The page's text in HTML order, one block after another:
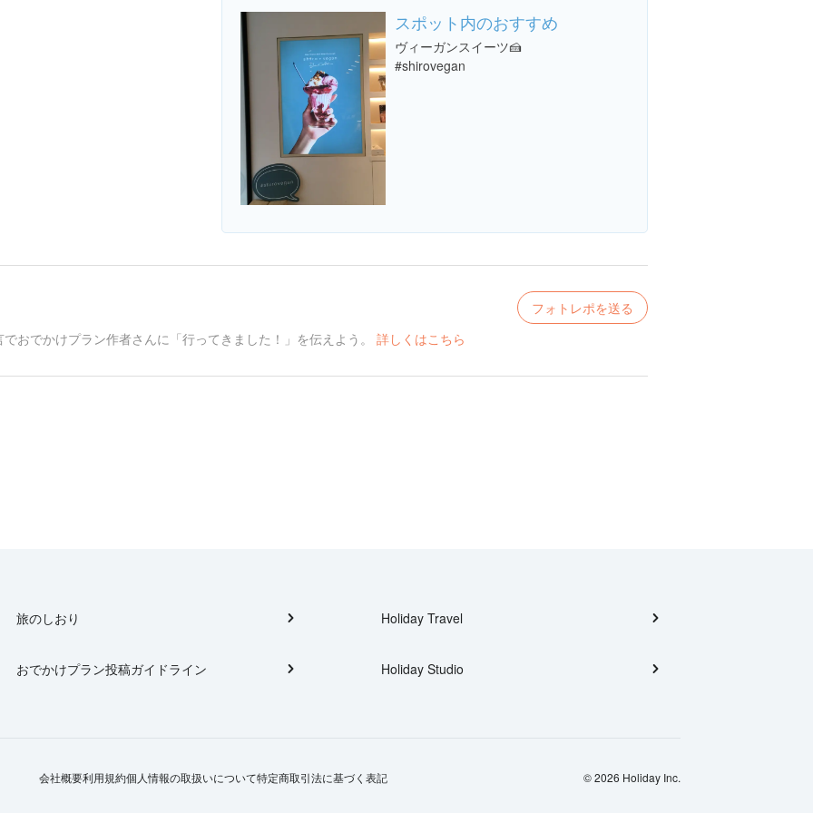
スポット内のおすすめ
ヴィーガンスイーツ🍰
#shirovegan
フォトレポを送る
おでかけプラン作者さんに「行ってきました！」を伝えよう。 詳しくはこちら
旅のしおり
おでかけプラン投稿ガイドライン
Holiday Travel
Holiday Studio
会社概要利用規約個人情報の取扱いについて特定商取引法に基づく表記 © 2026 Holiday Inc.